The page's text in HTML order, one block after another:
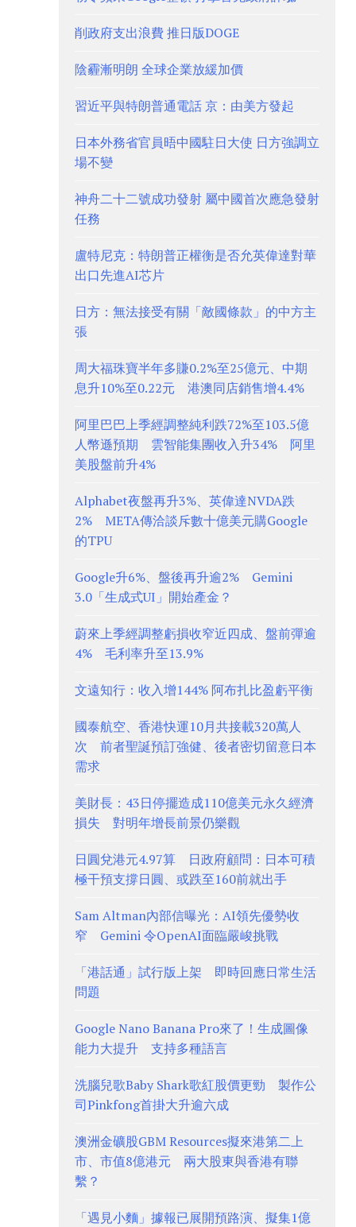
削政府支出浪費 推日版DOGE
陰霾漸明朗 全球企業放緩加價
習近平與特朗普通電話 京：由美方發起
日本外務省官員晤中國駐日大使 日方強調立
場不變
神舟二十二號成功發射 屬中國首次應急發射
任務
盧特尼克：特朗普正權衡是否允英偉達對華
出口先進AI芯片
日方：無法接受有關「敵國條款」的中方主
張
周大福珠寶半年多賺0.2%至25億元、中期
息升10%至0.22元 港澳同店銷售增4.4%
阿里巴巴上季經調整純利跌72%至103.5億
人幣遜預期 雲智能集團收入升34% 阿里
美股盤前升4%
Alphabet夜盤再升3%、英偉達NVDA跌
2% META傳洽談斥數十億美元購Google
的TPU
Google升6%、盤後再升逾2% Gemini
3.0「生成式UI」開始產金？
蔚來上季經調整虧損收窄近四成、盤前彈逾
4% 毛利率升至13.9%
文遠知行：收入增144% 阿布扎比盈虧平衡
國泰航空、香港快運10月共接載320萬人
次 前者聖誕預訂強健、後者密切留意日本
需求
美財長：43日停擺造成110億美元永久經濟
損失 對明年增長前景仍樂觀
日圓兌港元4.97算 日政府顧問：日本可積
極干預支撐日圓、或跌至160前就出手
Sam Altman內部信曝光：AI領先優勢收
窄 Gemini 令OpenAI面臨嚴峻挑戰
「港話通」試行版上架 即時回應日常生活
問題
Google Nano Banana Pro來了！生成圖像
能力大提升 支持多種語言
洗腦兒歌Baby Shark歌紅股價更勁 製作公
司Pinkfong首掛大升逾六成
澳洲金礦股GBM Resources擬來港第二上
市、市值8億港元 兩大股東與香港有聯
繫？
「遇見小麵」據報已展開預路演、擬集1億